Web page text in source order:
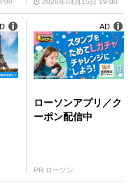
日に配信決定！
2026年04月15日 19:00
ローソンアプリ／ク
ーポン配信中
PR ローソン
AD